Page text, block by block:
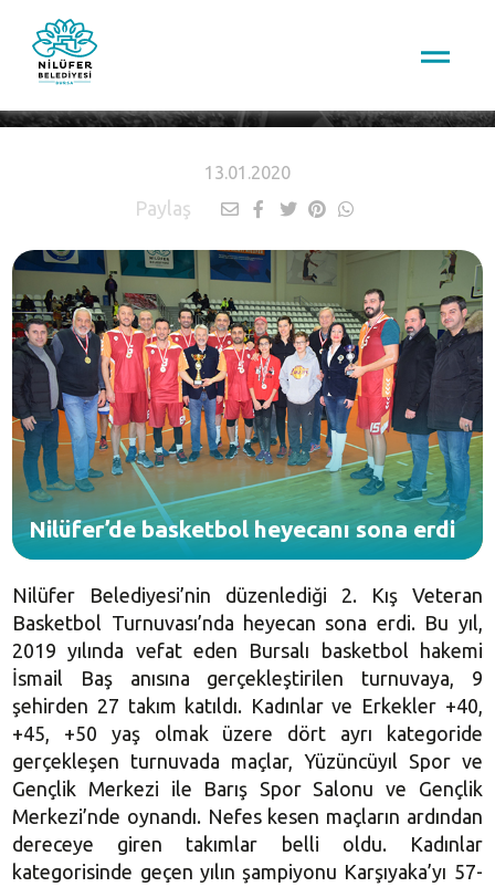
13.01.2020
Paylaş
Nilüfer’de basketbol heyecanı sona erdi
Nilüfer Belediyesi’nin düzenlediği 2. Kış Veteran
Basketbol Turnuvası’nda heyecan sona erdi. Bu yıl,
2019 yılında vefat eden Bursalı basketbol hakemi
İsmail Baş anısına gerçekleştirilen turnuvaya, 9
şehirden 27 takım katıldı. Kadınlar ve Erkekler +40,
+45, +50 yaş olmak üzere dört ayrı kategoride
gerçekleşen turnuvada maçlar, Yüzüncüyıl Spor ve
Gençlik Merkezi ile Barış Spor Salonu ve Gençlik
Merkezi’nde oynandı. Nefes kesen maçların ardından
dereceye giren takımlar belli oldu. Kadınlar
kategorisinde geçen yılın şampiyonu Karşıyaka’yı 57-